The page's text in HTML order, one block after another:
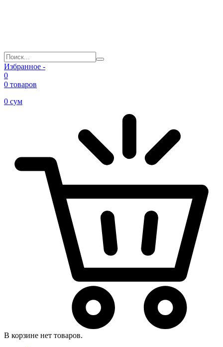
Избранное -
0
0 товаров
0 сум
В корзине нет товаров.